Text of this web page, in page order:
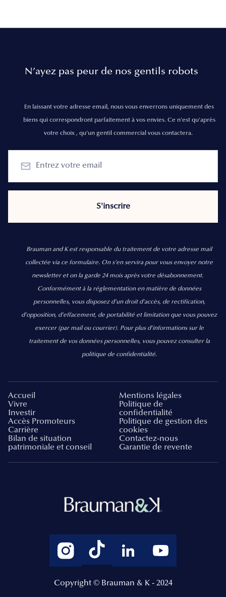
N’ayez pas peur de nos gentils robots
En laissant votre adresse email, nous vous enverrons uniquement des
biens qui correspondront parfaitement à vos envies. Ce n'est qu'après
votre choix , qu'un gentil commercial vous contactera.
Brauman and K est responsable du traitement de votre adresse mail
collectée via ce formulaire. On s’en servira pour vous envoyer notre
newsletter et on la garde 24 mois après votre désabonnement.
Conformément à la réglementation en matière de données
personnelles, vous disposez d'un droit d'accès, de rectification,
d’opposition, d’effacement, de portabilité et limitation que vous pouvez
exercer (par mail ou courrier). Pour plus d’informations sur le
traitement de vos données personnelles, vous pouvez consulter la
politique de confidentialité.
Accueil
Vivre
Investir
Accès Promoteurs
Carrière
Bilan de situation
patrimoniale et conseil
Mentions légales
Politique de
confidentialité
Politique de gestion des
cookies
Contactez-nous
Garantie de revente
Copyright © Brauman & K - 2024